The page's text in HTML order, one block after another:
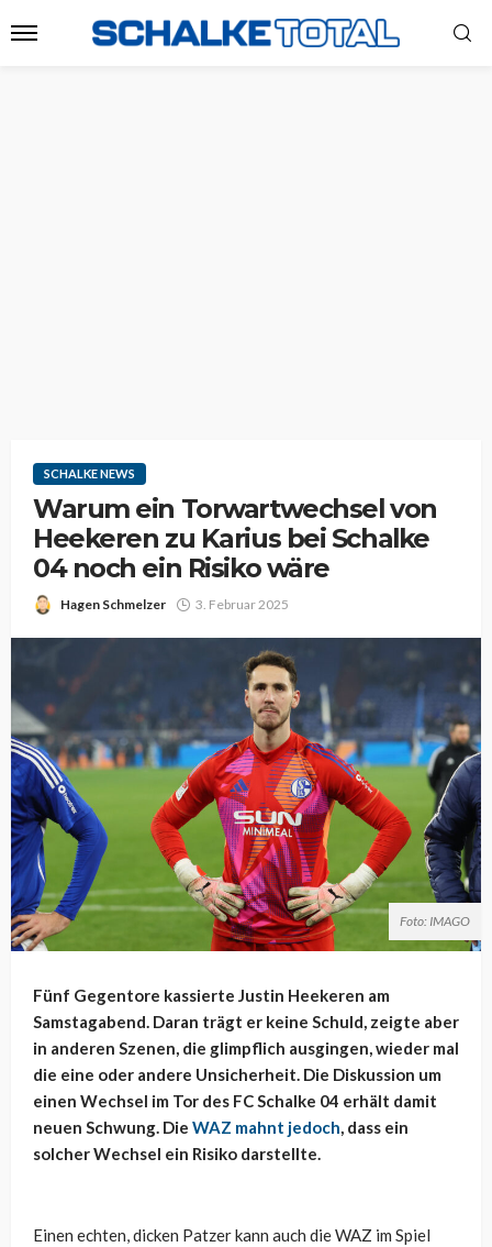
SCHALKE NEWS
Warum ein Torwartwechsel von
Heekeren zu Karius bei Schalke
04 noch ein Risiko wäre
Hagen Schmelzer 3. Februar 2025
Foto: IMAGO
Fünf Gegentore kassierte Justin Heekeren am
Samstagabend. Daran trägt er keine Schuld, zeigte aber
in anderen Szenen, die glimpflich ausgingen, wieder mal
die eine oder andere Unsicherheit. Die Diskussion um
einen Wechsel im Tor des FC Schalke 04 erhält damit
neuen Schwung. Die WAZ mahnt jedoch, dass ein
solcher Wechsel ein Risiko darstellte.
Einen echten, dicken Patzer kann auch die WAZ im Spiel